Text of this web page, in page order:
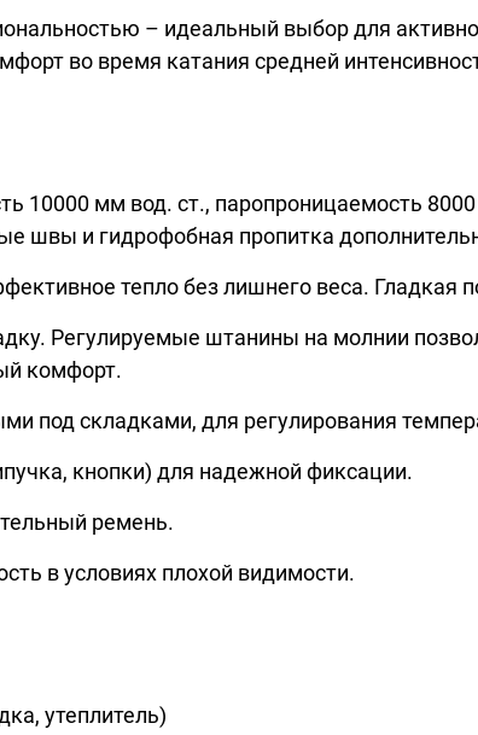
– идеальный выбор для
во время катания средней
10000 мм вод. ст., паропроницаемость
швы и гидрофобная пропитка
тепло без лишнего веса. Гладкая
Регулируемые штанины на молнии
комфорт.
под складками, для регулирования
кнопки) для надежной фиксации.
ремень.
в условиях плохой видимости.
утеплитель)